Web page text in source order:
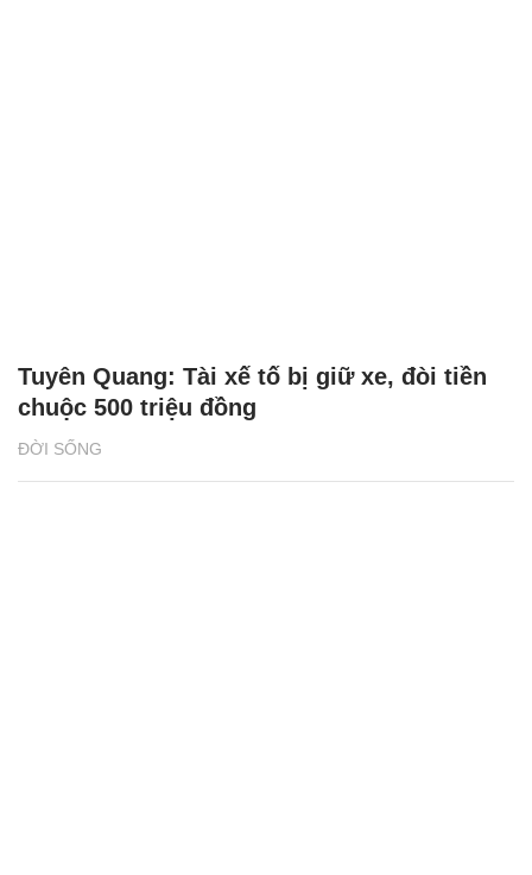
ĐỜI SỐNG
Tuyên Quang: Tài xế tố bị giữ xe, đòi tiền
chuộc 500 triệu đồng